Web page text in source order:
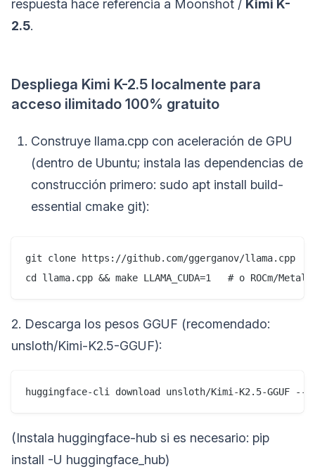
respuesta hace referencia a Moonshot / Kimi K-
2.5.
Despliega Kimi K-2.5 localmente para
acceso ilimitado 100% gratuito
Construye llama.cpp con aceleración de GPU
(dentro de Ubuntu; instala las dependencias de
construcción primero: sudo apt install build-
essential cmake git):
git clone https://github.com/ggerganov/llama.cpp
cd llama.cpp && make LLAMA_CUDA=1   # o ROCm/
2. Descarga los pesos GGUF (recomendado:
unsloth/Kimi-K2.5-GGUF):
huggingface-cli download unsloth/Kimi-K2.5-GGUF
(Instala huggingface-hub si es necesario: pip
install -U huggingface_hub)